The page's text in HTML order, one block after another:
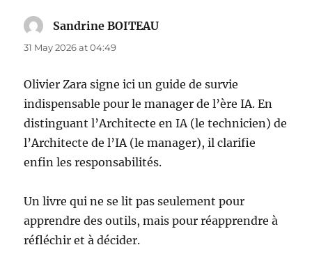
Sandrine BOITEAU
31 May 2026 at 04:49
Olivier Zara signe ici un guide de survie
indispensable pour le manager de l’ère IA. En
distinguant l’Architecte en IA (le technicien) de
l’Architecte de l’IA (le manager), il clarifie
enfin les responsabilités.
Un livre qui ne se lit pas seulement pour
apprendre des outils, mais pour réapprendre à
réfléchir et à décider.